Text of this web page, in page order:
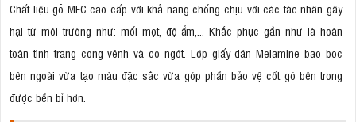
Chất liệu gỗ MFC cao cấp với khả năng chống chịu với các tác nhân gây
hại từ môi trường như: mối mọt, độ ẩm,... Khắc phục gần như là hoàn
toàn tình trạng cong vênh và co ngót. Lớp giấy dán Melamine bao bọc
bên ngoài vừa tạo màu đặc sắc vừa góp phần bảo vệ cốt gỗ bên trong
được bền bỉ hơn.